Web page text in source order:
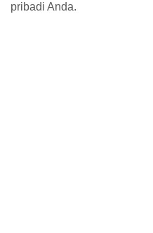
pribadi Anda.